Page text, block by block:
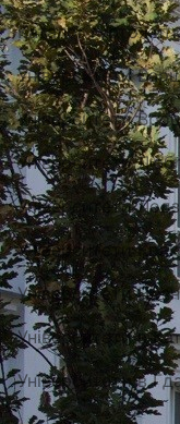
Каталог
Університети
Університети
Університети
Університети
Університети
Університети
Університети в
Університети в